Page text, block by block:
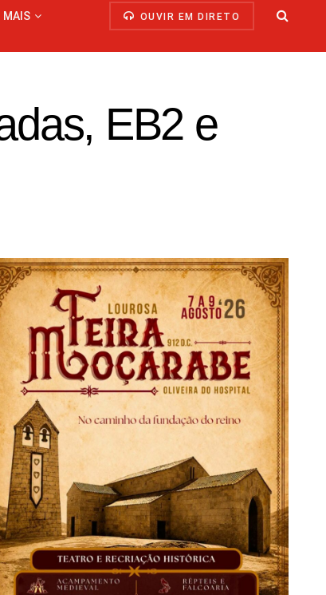
MAIS OUVIR EM DIRETO
EB2 e